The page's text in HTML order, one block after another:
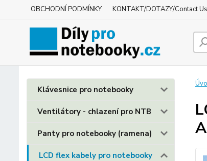
OBCHODNÍ PODMÍNKY KONTAKT/DOTAZY/Contact Us
Klávesnice pro notebooky
Ventilátory - chlazení pro NTB
Panty pro notebooky (ramena)
LCD flex kabely pro notebooky